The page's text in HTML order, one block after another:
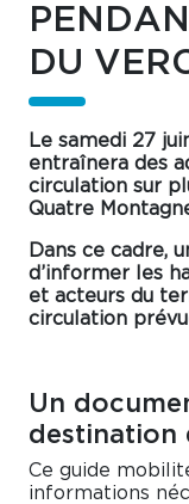
DU
Le samedi 27
entraînera des
circulation sur
Quatre
Dans ce cadre,
d’informer les
et acteurs du
circulation
Un
destination
Ce guide
informations